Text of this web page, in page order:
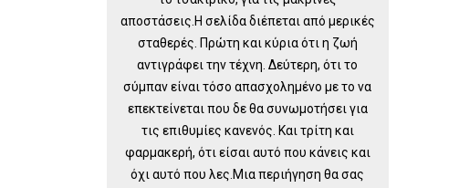
αποστάσεις.Η σελίδα διέπεται από μερικές
σταθερές. Πρώτη και κύρια ότι η ζωή
αντιγράφει την τέχνη. Δεύτερη, ότι το
σύμπαν είναι τόσο απασχολημένο με το να
επεκτείνεται που δε θα συνωμοτήσει για
τις επιθυμίες κανενός. Και τρίτη και
φαρμακερή, ότι είσαι αυτό που κάνεις και
όχι αυτό που λες.Μια περιήγηση θα σας